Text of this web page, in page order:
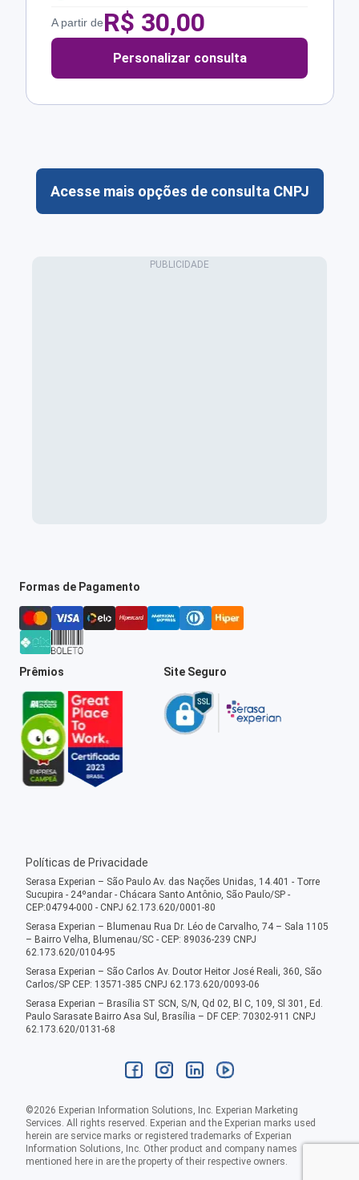
A partir deR$ 30,00
Personalizar consulta
Acesse mais opções de consulta CNPJ
Formas de Pagamento
Prêmios Site Seguro
Políticas de Privacidade
Serasa Experian – São Paulo Av. das Nações Unidas, 14.401 - Torre
Sucupira - 24ºandar - Chácara Santo Antônio, São Paulo/SP -
CEP:04794-000 - CNPJ 62.173.620/0001-80
Serasa Experian – Blumenau Rua Dr. Léo de Carvalho, 74 – Sala 1105
– Bairro Velha, Blumenau/SC - CEP: 89036-239 CNPJ
62.173.620/0104-95
Serasa Experian – São Carlos Av. Doutor Heitor José Reali, 360, São
Carlos/SP CEP: 13571-385 CNPJ 62.173.620/0093-06
Serasa Experian – Brasília ST SCN, S/N, Qd 02, Bl C, 109, Sl 301, Ed.
Paulo Sarasate Bairro Asa Sul, Brasília – DF CEP: 70302-911 CNPJ
62.173.620/0131-68
©2026 Experian Information Solutions, Inc. Experian Marketing
Services. All rights reserved. Experian and the Experian marks used
herein are service marks or registered trademarks of Experian
Information Solutions, Inc. Other product and company names
mentioned here in are the property of their respective owners.